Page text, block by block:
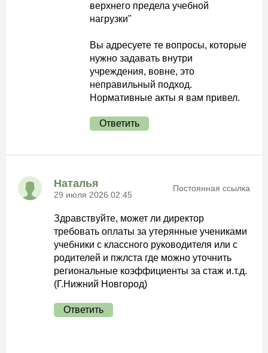
верхнего предела учебной
нагрузки"
Вы адресуете те вопросы, которые
нужно задавать внутри
учреждения, вовне, это
неправильный подход.
Нормативные акты я вам привел.
Ответить
Наталья
29 июля 2026 02:45
Постоянная ссылка
Здравствуйте, может ли директор
требовать оплаты за утерянные учениками
учебники с классного руководителя или с
родителей и пжлста где можно уточнить
региональные коэффициенты за стаж и.т.д.
(Г.Нижний Новгород)
Ответить